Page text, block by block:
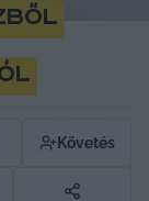
Követés